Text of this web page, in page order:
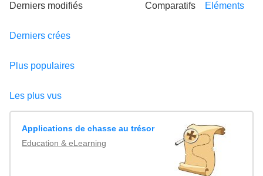
Derniers modifiés
Derniers crées
Plus populaires
Les plus vus
Comparatifs Eléments
Applications de chasse au trésor
Education & eLearning